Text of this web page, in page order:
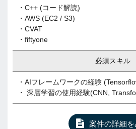
・C++ (コード解読)
・AWS (EC2 / S3)
・CVAT
・fiftyone
必須スキル
・AIフレームワークの経験
・ 深層学習の使用経験(CNN,
案件の詳細を